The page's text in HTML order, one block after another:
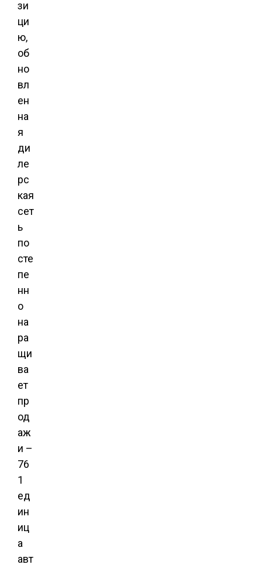
зи
ци
ю,
об
но
вл
ен
на
я
ди
ле
рс
кая
сет
ь
по
сте
пе
нн
о
на
ра
щи
ва
ет
пр
од
аж
и –
76
1
ед
ин
иц
а
авт